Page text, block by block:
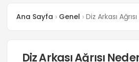
Jelibonun Zararları:
Ana Sayfa Genel Diz Arkası
Diz Arkası Ağrısı